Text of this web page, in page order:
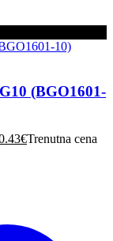
(BGO1601-
€Trenutna cena